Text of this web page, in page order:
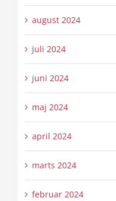
august 2024
juli 2024
juni 2024
maj 2024
april 2024
marts 2024
februar 2024